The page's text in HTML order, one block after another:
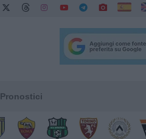
Pronostici